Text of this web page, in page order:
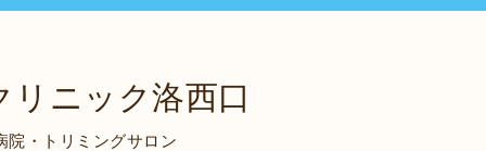
ニック洛西口
院・トリミングサロン